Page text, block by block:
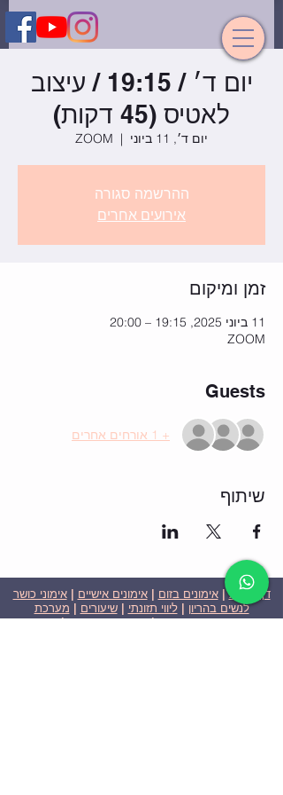
יום ד׳ / 19:15 / עיצוב
לאטיס (45 דקות)
יום ד׳, 11 ביוני
  |
ZOOM
ההרשמה סגורה
אירועים אחרים
זמן ומיקום
11 ביוני 2025, 19:15 – 20:00
ZOOM
Guests
+ 1 אורחים אחרים
שיתוף
דף הבית|אימונים בזום |אימונים אישיים |אימוני כושר
לנשים בהריון |ליווי תזונתי |שיעורים | מערכת
שבועית-אימונים בזום|תוכניות ומחירים|סרטוני